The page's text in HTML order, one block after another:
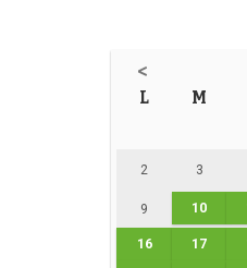
<
L M
2 3
9 10
16 17